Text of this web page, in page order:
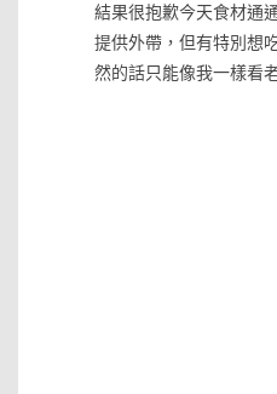
結果很抱歉今天食材通
提供外帶，但有特別想
然的話只能像我一樣看